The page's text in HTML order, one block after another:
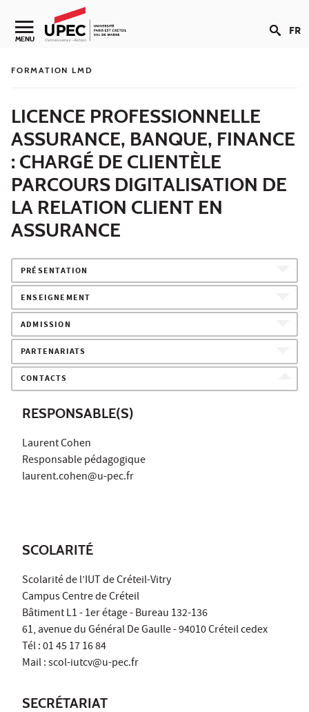
Aller au contenu
Navigation secondaire
MENU FR
FORMATION LMD
LICENCE PROFESSIONNELLE
ASSURANCE, BANQUE, FINANCE
: CHARGÉ DE CLIENTÈLE
PARCOURS DIGITALISATION DE
LA RELATION CLIENT EN
ASSURANCE
PRÉSENTATION
ENSEIGNEMENT
ADMISSION
PARTENARIATS
CONTACTS
RESPONSABLE(S)
Laurent Cohen
Responsable pédagogique
laurent.cohen@u-pec.fr
SCOLARITÉ
Scolarité de l’IUT de Créteil-Vitry
Campus Centre de Créteil
Bâtiment L1 - 1er étage - Bureau 132-136
61, avenue du Général De Gaulle - 94010 Créteil cedex
Tél : 01 45 17 16 84
Mail : scol-iutcv@u-pec.fr
SECRÉTARIAT